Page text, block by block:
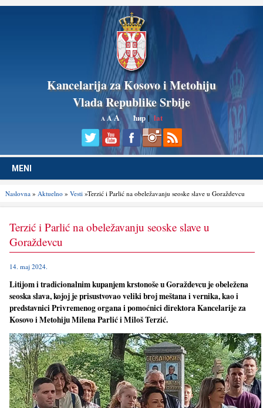
Kancelarija za Kosovo i Metohiju
Vlada Republike Srbije
A AA ћир|lat
MENI
Naslovna» Aktuelno» Vesti»Terzić i Parlić na obeležavanju seoske slave u Goraždevcu
Terzić i Parlić na obeležavanju seoske slave u
Goraždevcu
14. maj 2024.
Litijom i tradicionalnim kupanjem krstonoše u Goraždevcu je obeležena
seoska slava, kojoj je prisustvovao veliki broj meštana i vernika, kao i
predstavnici Privremenog organa i pomoćnici direktora Kancelarije za
Kosovo i Metohiju Milena Parlić i Miloš Terzić.